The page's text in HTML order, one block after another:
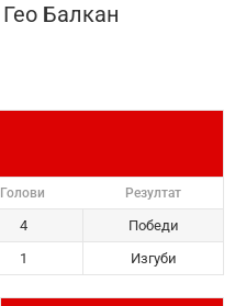
Гео Балкан
Голови Резултат
4
Победи
1 Изгуби